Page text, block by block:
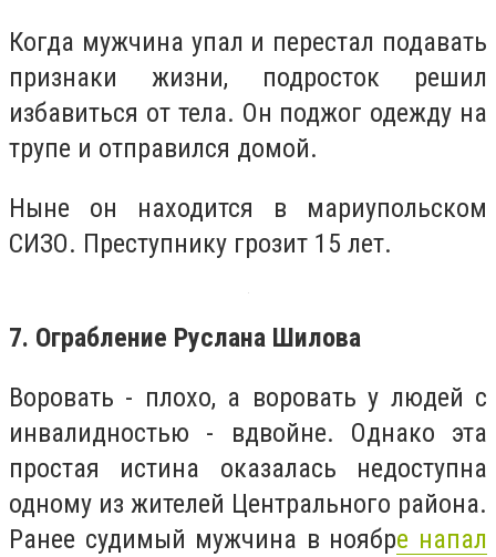
Когда мужчина упал и перестал подавать
признаки жизни, подросток решил
избавиться от тела. Он поджог одежду на
трупе и отправился домой.
Ныне он находится в мариупольском
СИЗО. Преступнику грозит 15 лет.
7. Ограбление Руслана Шилова
Воровать - плохо, а воровать у людей с
инвалидностью - вдвойне. Однако эта
простая истина оказалась недоступна
одному из жителей Центрального района.
Ранее судимый мужчина в ноябре напал